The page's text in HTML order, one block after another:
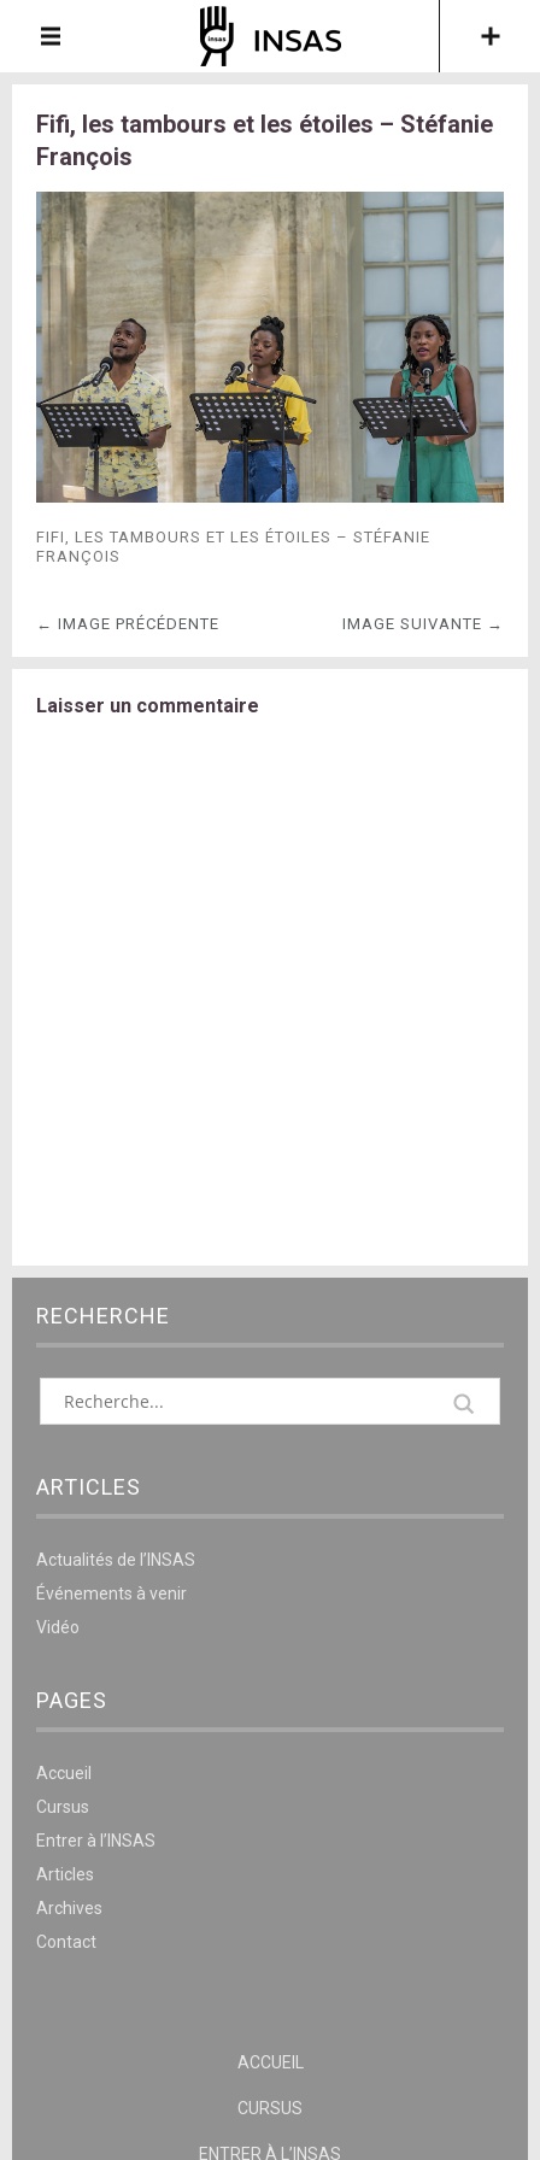
Fifi, les tambours et les étoiles – Stéfanie
François
FIFI, LES TAMBOURS ET LES ÉTOILES – STÉFANIE
FRANÇOIS
← IMAGE PRÉCÉDENTE IMAGE SUIVANTE →
Laisser un commentaire
RECHERCHE
ARTICLES
Actualités de l’INSAS
Événements à venir
Vidéo
PAGES
Accueil
Cursus
Entrer à l’INSAS
Articles
Archives
Contact
ACCUEIL
CURSUS
ENTRER À L’INSAS